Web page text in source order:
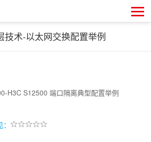
技术-以太网交换配置举例
H3C S12500 端口隔离典型配置举例